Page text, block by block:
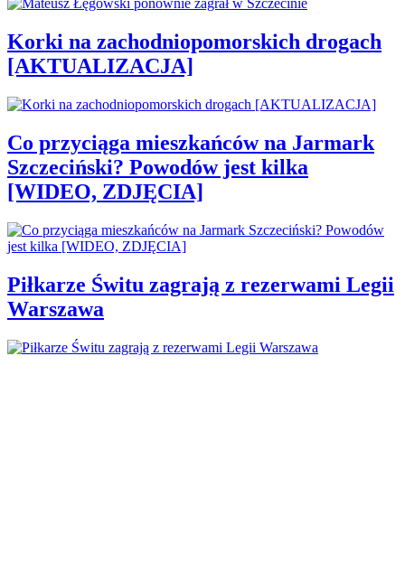
Korki na zachodniopomorskich drogach
[AKTUALIZACJA]
Co przyciąga mieszkańców na Jarmark
Szczeciński? Powodów jest kilka
[WIDEO, ZDJĘCIA]
Piłkarze Świtu zagrają z rezerwami Legii
Warszawa